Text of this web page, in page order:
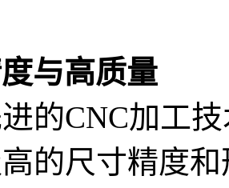
与高质量
的CNC加工
的尺寸精度